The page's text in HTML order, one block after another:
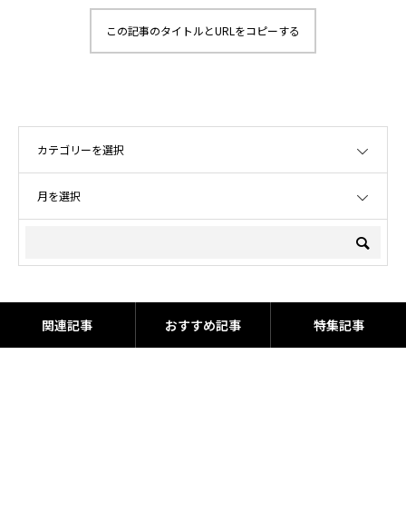
この記事のタイトルとURLをコピーする
関連記事 おすすめ記事 特集記事